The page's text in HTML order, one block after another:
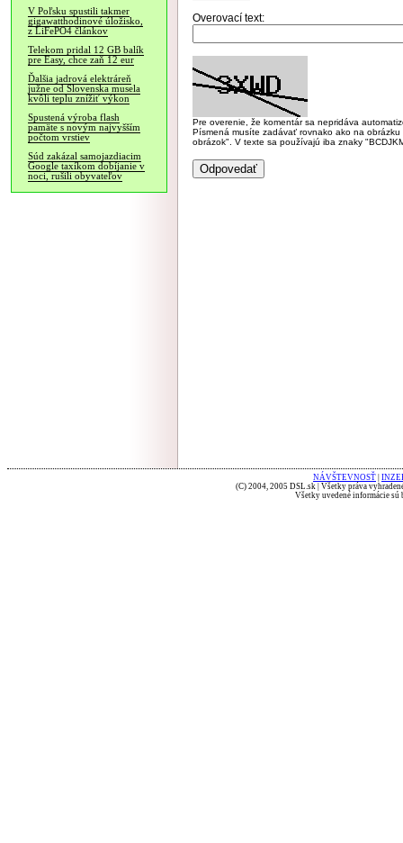
V Poľsku spustili takmer
gigawatthodinové úložisko,
z LiFePO4 článkov
Telekom pridal 12 GB balík
pre Easy, chce zaň 12 eur
Ďalšia jadrová elektráreň
južne od Slovenska musela
kvôli teplu znížiť výkon
Spustená výroba flash
pamäte s novým najvyšším
počtom vrstiev
Súd zakázal samojazdiacim
Google taxíkom dobíjanie v
noci, rušili obyvateľov
Overovací text:
Pre overenie, že komentár sa nepridáva
Písmená musíte zadávať rovnako ako na
obrázok". V texte sa používajú iba znaky
NÁVŠTEVNOSŤ
(C) 2004, 2005 DSL.sk | Všetky práva
Všetky uvedené informácie sú